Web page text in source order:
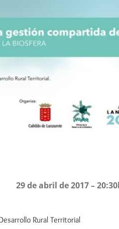
29 de abril de 2017 –
Rural Territorial